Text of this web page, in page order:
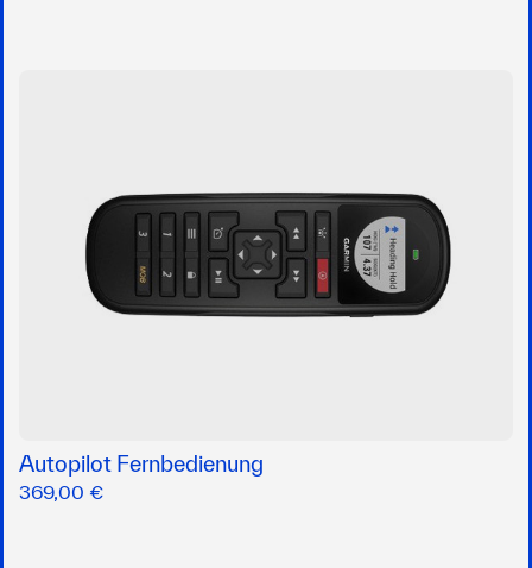
Autopilot Fernbedienung
369,00 €